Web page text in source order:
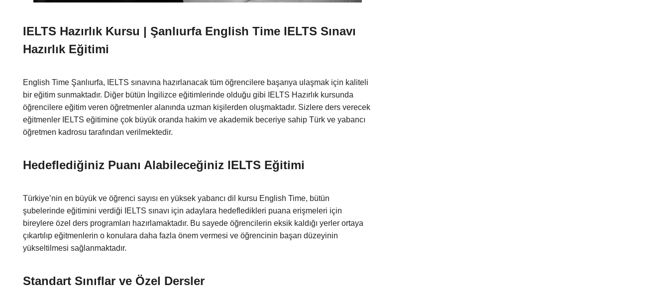
IELTS Hazırlık Kursu | Şanlıurfa English Time IELTS Sınavı
Hazırlık Eğitimi
English Time Şanlıurfa, IELTS sınavına hazırlanacak tüm öğrencilere başarıya ulaşmak için kaliteli
bir eğitim sunmaktadır. Diğer bütün İngilizce eğitimlerinde olduğu gibi IELTS Hazırlık kursunda
öğrencilere eğitim veren öğretmenler alanında uzman kişilerden oluşmaktadır. Sizlere ders verecek
eğitmenler IELTS eğitimine çok büyük oranda hakim ve akademik beceriye sahip Türk ve yabancı
öğretmen kadrosu tarafından verilmektedir.
Hedeflediğiniz Puanı Alabileceğiniz IELTS Eğitimi
Türkiye’nin en büyük ve öğrenci sayısı en yüksek yabancı dil kursu English Time, bütün
şubelerinde eğitimini verdiği IELTS sınavı için adaylara hedefledikleri puana erişmeleri için
bireylere özel ders programları hazırlamaktadır. Bu sayede öğrencilerin eksik kaldığı yerler ortaya
çıkartılıp eğitmenlerin o konulara daha fazla önem vermesi ve öğrencinin başarı düzeyinin
yükseltilmesi sağlanmaktadır.
Standart Sınıflar ve Özel Dersler